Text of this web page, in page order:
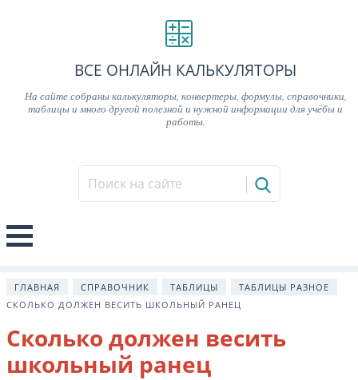
ВСЕ ОНЛАЙН КАЛЬКУЛЯТОРЫ
На сайте собраны калькуляторы, конвертеры, формулы, справочники,
таблицы и много другой полезной и нужной информации для учёбы и
работы.
ГЛАВНАЯ СПРАВОЧНИК ТАБЛИЦЫ
ТАБЛИЦЫ РАЗНОЕ
СКОЛЬКО ДОЛЖЕН ВЕСИТЬ ШКОЛЬНЫЙ РАНЕЦ
Сколько должен весить
школьный ранец